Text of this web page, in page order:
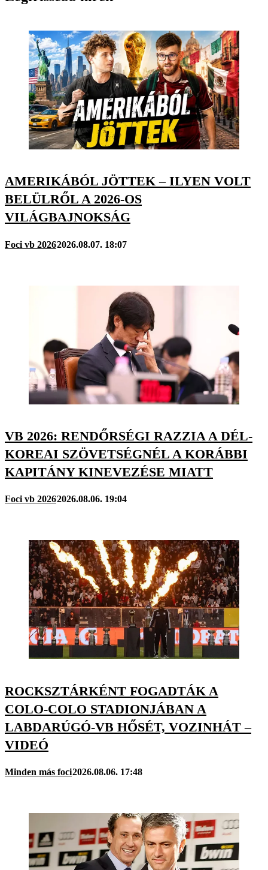
AMERIKÁBÓL JÖTTEK – ILYEN VOLT
BELÜLRŐL A 2026-OS
VILÁGBAJNOKSÁG
Foci vb 20262026.08.07. 18:07
VB 2026: RENDŐRSÉGI RAZZIA A DÉL-
KOREAI SZÖVETSÉGNÉL A KORÁBBI
KAPITÁNY KINEVEZÉSE MIATT
Foci vb 20262026.08.06. 19:04
ROCKSZTÁRKÉNT FOGADTÁK A
COLO-COLO STADIONJÁBAN A
LABDARÚGÓ-VB HŐSÉT, VOZINHÁT –
VIDEÓ
Minden más foci2026.08.06. 17:48